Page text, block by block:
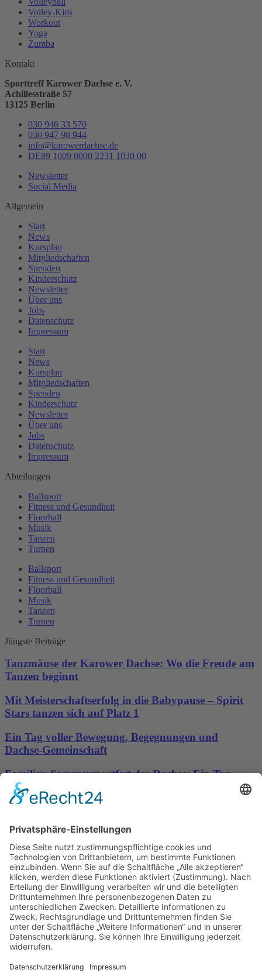
Volley-Kids
Workout
Yoga
Zumba
Kontakt
Sporttreff Karower Dachse e. V.
Achillesstraße 57
13125 Berlin
030 946 33 570
030 947 98 944
info@karowerdachse.de
DE89 1009 0000 2231 1030 00
Newsletter
Social Media
Allgemein
Start
News
Kursplan
Mitgliedschaften
Spenden
Kinderschutz
Newsletter
Über uns
Jobs
Datenschutz
Impressum
Start
News
Kursplan
Mitgliedschaften
Spenden
Kinderschutz
Newsletter
Über uns
Jobs
Datenschutz
Impressum
Abteilungen
Ballsport
Fitness und Gesundheit
Floorball
Musik
Tanzen
Turnen
Ballsport
Fitness und Gesundheit
Floorball
Musik
Tanzen
Turnen
Jüngste Beiträge
Tanzmäuse der Karower Dachse: Wo die Freude am
Tanzen beginnt
Mit Meisterschaftserfolg in die Babypause – Spirit
Stars tanzen sich auf Platz 1
Ein Tag voller Bewegung, Begegnungen und
Dachse-Gemeinschaft
Familien-Sommersportfest der Dachse: Ein Tag
voller Bewegung, Spaß und Gemeinschaft
Technischer Administrator: Silvio Osowsky
Tage
Stunden
Minuten
Sekunden
Wir freuen uns auf einen tollen
sportlichen Familientag mit Allen
Mitgliedern